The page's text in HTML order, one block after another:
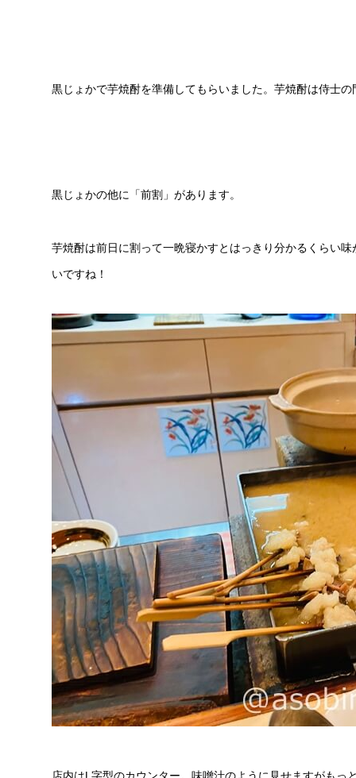
黒じょかで芋焼酎を準備してもらいました。芋焼酎は侍士の
黒じょかの他に「前割」があります。
芋焼酎は前日に割って一晩寝かすとはっきり分かるくらい
いですね！